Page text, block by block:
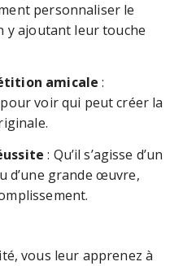
personnaliser le
y ajoutant leur touche
amicale :
voir qui peut créer la
: Qu’il s’agisse d’un
d’une grande œuvre,
vous leur apprenez à